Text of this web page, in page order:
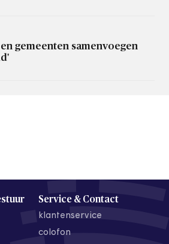
gemeenten samenvoegen
Service & Contact
klantenservice
colofon